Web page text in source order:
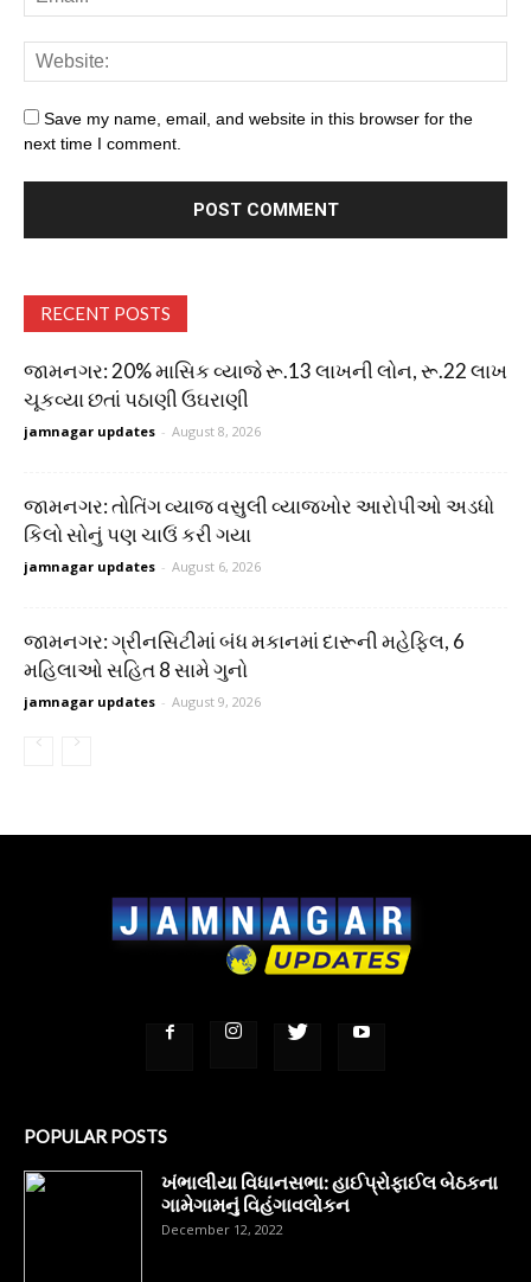
Save my name, email, and website in this browser for the
next time I comment.
RECENT POSTS
જામનગર: 20% માસિક વ્યાજે રૂ.13 લાખની લોન, રૂ.22 લાખ
ચૂકવ્યા છતાં પઠાણી ઉઘરાણી
jamnagar updates - August 8, 2026
જામનગર: તોતિંગ વ્યાજ વસુલી વ્યાજખોર આરોપીઓ અડધો
કિલો સોનું પણ ચાઉં કરી ગયા
jamnagar updates - August 6, 2026
જામનગર: ગ્રીનસિટીમાં બંધ મકાનમાં દારૂની મહેફિલ, 6
મહિલાઓ સહિત 8 સામે ગુનો
jamnagar updates - August 9, 2026
POPULAR POSTS
ખંભાલીયા વિધાનસભા: હાઈપ્રોફાઈલ બેઠકના
ગામેગામનું વિહંગાવલોકન
December 12, 2022